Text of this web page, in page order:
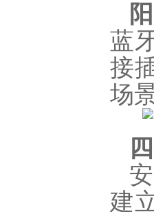
蓝
接
场
建